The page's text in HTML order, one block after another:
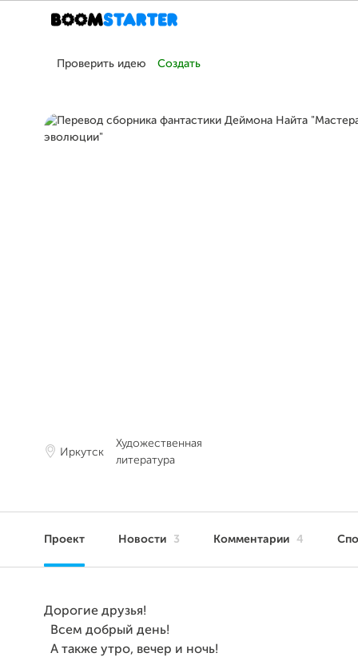
Проверить идею Создать
Иркутск
Художественная
литература
Проект Новости 3 Комментарии 4
Дорогие друзья!
Всем добрый день!
А также утро, вечер и ночь!